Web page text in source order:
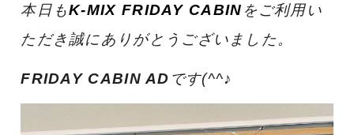
本日もK-MIX FRIDAY CABIN をご利用い
ただき誠にありがとうございました。
FRIDAY CABIN AD です(^^♪